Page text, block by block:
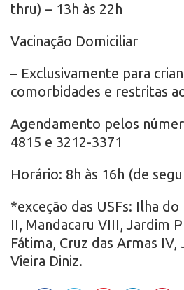
thru) – 13h às 22h
Vacinação Domiciliar
– Exclusivamente para
comorbidades e restritas
Agendamento pelos
4815 e 3212-3371
Horário: 8h às 16h (de
*exceção das USFs: Ilha
II, Mandacaru VIII, Jardim
Fátima, Cruz das Armas IV,
Vieira Diniz.